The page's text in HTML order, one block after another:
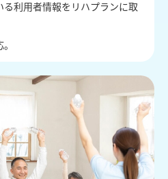
利用者情報をリハプランに取